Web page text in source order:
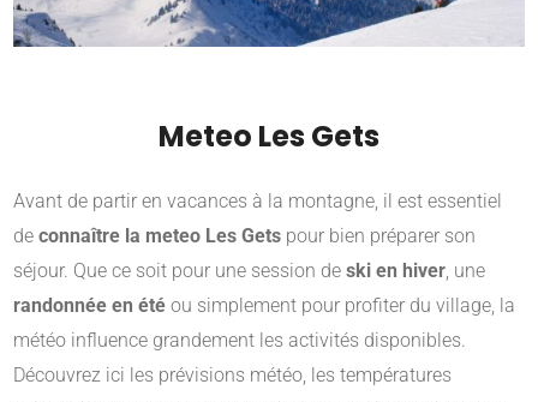
Meteo Les Gets
Avant de partir en vacances à la montagne, il est essentiel
de connaître la meteo Les Gets pour bien préparer son
séjour. Que ce soit pour une session de ski en hiver , une
randonnée en été ou simplement pour profiter du village, la
météo influence grandement les activités disponibles.
Découvrez ici les prévisions météo, les températures